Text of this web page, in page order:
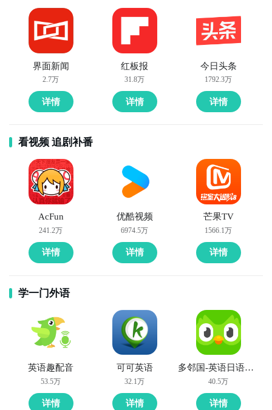
界面新闻
2.7万
详情
红板报
31.8万
详情
今日头条
1792.3万
详情
看视频 追剧补番
AcFun
241.2万
详情
优酷视频
6974.5万
详情
芒果TV
1566.1万
详情
学一门外语
英语趣配音
53.5万
详情
可可英语
32.1万
详情
多邻国-英语日语法语
40.5万
详情